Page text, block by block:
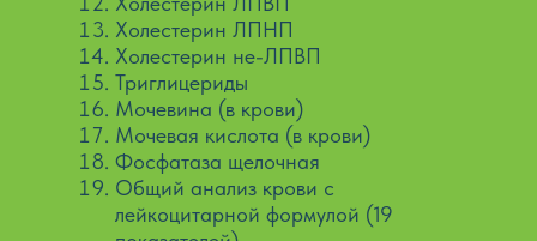
Холестерин ЛПНП
Холестерин не-ЛПВП
Триглицериды
Мочевина (в крови)
Мочевая кислота (в крови)
Фосфатаза щелочная
Общий анализ крови с
лейкоцитарной формулой (19